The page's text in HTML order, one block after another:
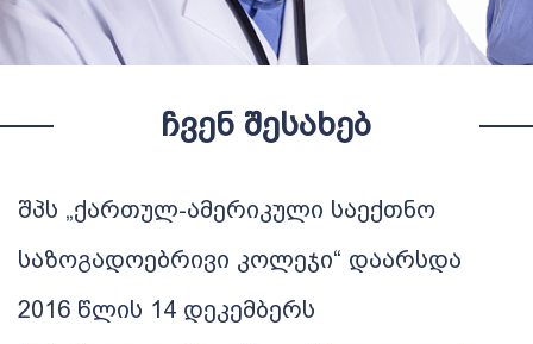
ᲩᲕᲔᲜ ᲨᲔᲡᲐᲮᲔᲑ
შპს „ქართულ-ამერიკული საექთნო
საზოგადოებრივი კოლეჯი“ დაარსდა
2016 წლის 14 დეკემბერს